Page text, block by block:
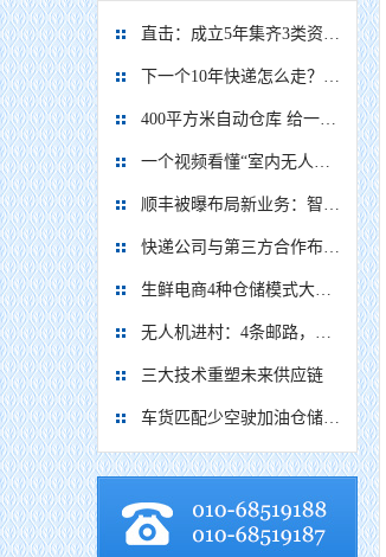
直击：成立5年集齐3类资本，九曳供应链如何成为国内最大的冷链物流平台？
下一个10年快递怎么走？“快”保证不输，“绿”才能赢！
400平方米自动仓库 给一亿胶囊“安家”
一个视频看懂“室内无人机”是如何管理库存的？
顺丰被曝布局新业务：智能迷你仓
快递公司与第三方合作布局自动化仓库
生鲜电商4种仓储模式大对比，孰优孰劣？每日优鲜、盒马鲜生、京东到家、多点
无人机进村：4条邮路，覆盖8个行政村，累计飞行1.4万+公里
三大技术重塑未来供应链
车货匹配少空驶加油仓储有优惠 降公路物流成本看贵州如何做